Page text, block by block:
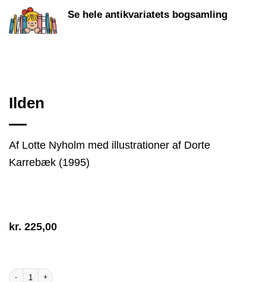
Se hele antikvariatets bogsamling
Ilden
Af Lotte Nyholm med illustrationer af Dorte
Karrebæk (1995)
kr. 225,00
Ilden antal